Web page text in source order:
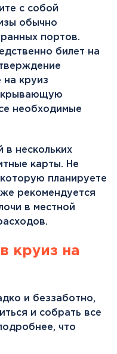
с собой
обычно
портов.
билет на
на круиз
необходимые
в нескольких
карты. Не
планируете
рекомендуется
в местной
круиз на
и беззаботно,
и собрать все
что